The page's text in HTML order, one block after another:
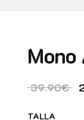
39.90€
TALLA